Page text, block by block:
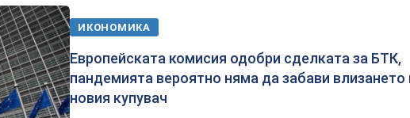
ИКОНОМИКА
Eвропейската комисия одобри сделката за БТК,
пандемията вероятно няма да забави влизането
новия купувач